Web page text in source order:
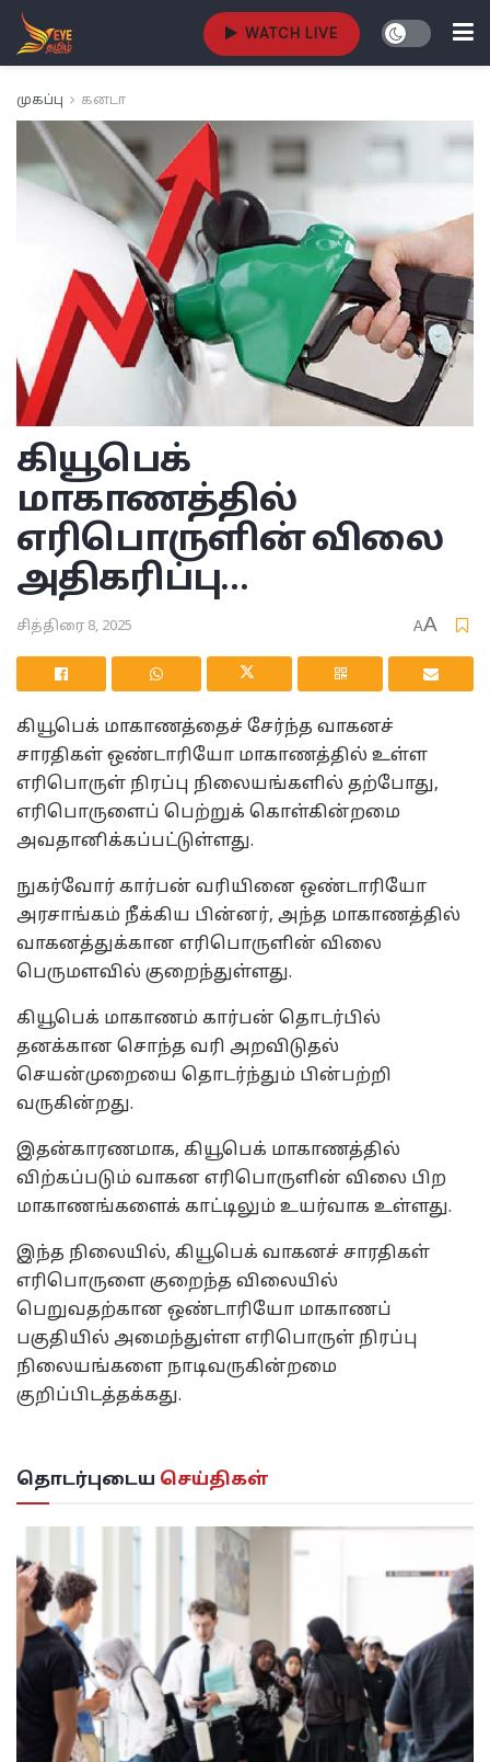
WATCH LIVE
முகப்பு கனடா
கியூபெக்
மாகாணத்தில்
எரிபொருளின் விலை
அதிகரிப்பு…
சித்திரை 8, 2025 AA
கியூபெக் மாகாணத்தைச் சேர்ந்த வாகனச்
சாரதிகள் ஒண்டாரியோ மாகாணத்தில் உள்ள
எரிபொருள் நிரப்பு நிலையங்களில் தற்போது,
எரிபொருளைப் பெற்றுக் கொள்கின்றமை
அவதானிக்கப்பட்டுள்ளது.
நுகர்வோர் கார்பன் வரியினை ஒண்டாரியோ
அரசாங்கம் நீக்கிய பின்னர், அந்த மாகாணத்தில்
வாகனத்துக்கான எரிபொருளின் விலை
பெருமளவில் குறைந்துள்ளது.
கியூபெக் மாகாணம் கார்பன் தொடர்பில்
தனக்கான சொந்த வரி அறவிடுதல்
செயன்முறையை தொடர்ந்தும் பின்பற்றி
வருகின்றது.
இதன்காரணமாக, கியூபெக் மாகாணத்தில்
விற்கப்படும் வாகன எரிபொருளின் விலை பிற
மாகாணங்களைக் காட்டிலும் உயர்வாக உள்ளது.
இந்த நிலையில், கியூபெக் வாகனச் சாரதிகள்
எரிபொருளை குறைந்த விலையில்
பெறுவதற்கான ஒண்டாரியோ மாகாணப்
பகுதியில் அமைந்துள்ள எரிபொருள் நிரப்பு
நிலையங்களை நாடிவருகின்றமை
குறிப்பிடத்தக்கது.
தொடர்புடைய செய்திகள்